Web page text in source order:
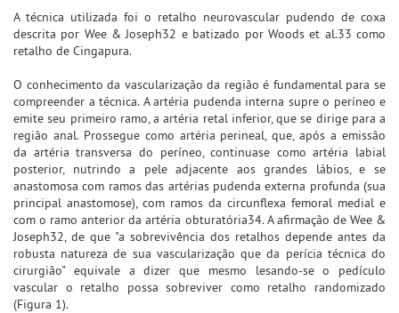
A técnica utilizada foi o retalho neurovascular pudendo de coxa
descrita por Wee & Joseph32 e batizado por Woods et al.33 como
retalho de Cingapura.
O conhecimento da vascularização da região é fundamental para se
compreender a técnica. A artéria pudenda interna supre o períneo e
emite seu primeiro ramo, a artéria retal inferior, que se dirige para a
região anal. Prossegue como artéria perineal, que, após a emissão
da artéria transversa do períneo, continuase como artéria labial
posterior, nutrindo a pele adjacente aos grandes lábios, e se
anastomosa com ramos das artérias pudenda externa profunda (sua
principal anastomose), com ramos da circunflexa femoral medial e
com o ramo anterior da artéria obturatória34. A afirmação de Wee &
Joseph32, de que "a sobrevivência dos retalhos depende antes da
robusta natureza de sua vascularização que da perícia técnica do
cirurgião" equivale a dizer que mesmo lesando-se o pedículo
vascular o retalho possa sobreviver como retalho randomizado
(Figura 1).